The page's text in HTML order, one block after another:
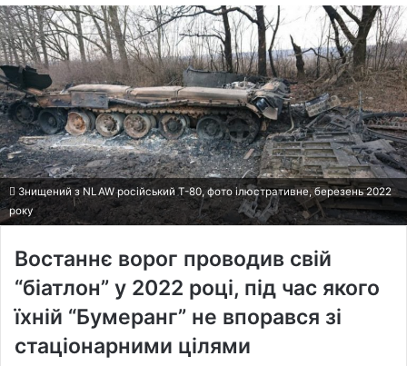
Знищений з NLAW російський Т-80, фото ілюстративне, березень 2022
року
Востаннє ворог проводив свій
“біатлон” у 2022 році, під час якого
їхній “Бумеранг” не впорався зі
стаціонарними цілями